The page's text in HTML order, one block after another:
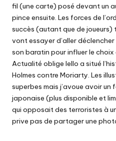
fil (une carte) posé devant un
pince ensuite. Les forces de
succès (autant que de
vont essayer d’aller
son baratin pour influer le choix
Actualité oblige Iello a situé
Holmes contre Moriarty. Les
superbes mais j’avoue avoir
japonaise (plus disponible et
qui opposait des terroristes à
prive pas de partager une